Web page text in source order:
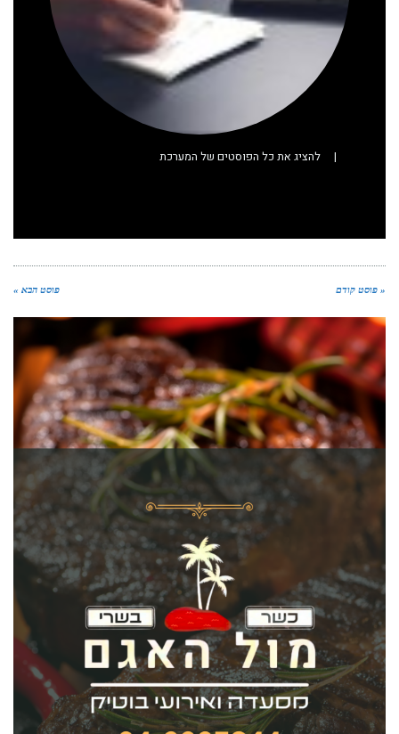
| להציג את כל הפוסטים של המערכת
« פוסט קודם פוסט הבא »